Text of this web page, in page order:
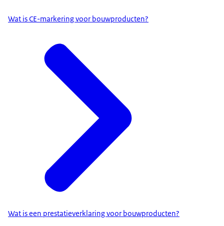
Wat is CE-markering voor bouwproducten?
Wat is een prestatieverklaring voor bouwproducten?